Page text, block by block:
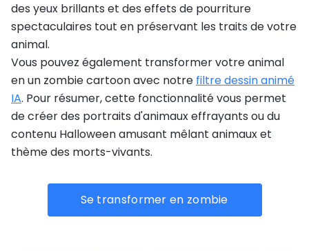
des yeux brillants et des effets de pourriture
spectaculaires tout en préservant les traits de votre
animal.
Vous pouvez également transformer votre animal
en un zombie cartoon avec notre filtre dessin animé
IA. Pour résumer, cette fonctionnalité vous permet
de créer des portraits d'animaux effrayants ou du
contenu Halloween amusant mêlant animaux et
thème des morts-vivants.
Se transformer en zombie